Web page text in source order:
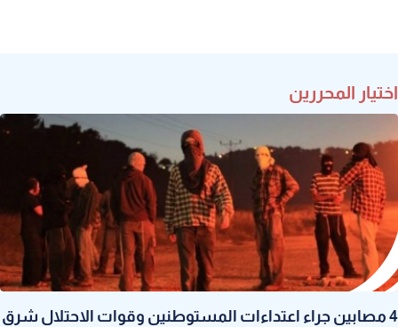
اختيار المحررين
4 مصابين جراء اعتداءات المستوطنين وقوات الاحتلال شرق